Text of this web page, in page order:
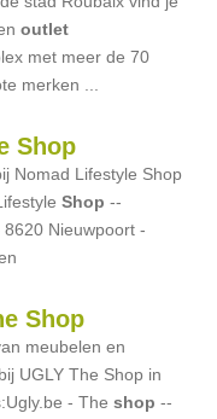
outlet
met meer de 70
merken ...
Shop
Nomad Lifestyle Shop
Shop --
Nieuwpoort -
Shop
meubelen en
UGLY The Shop in
- Theshop --